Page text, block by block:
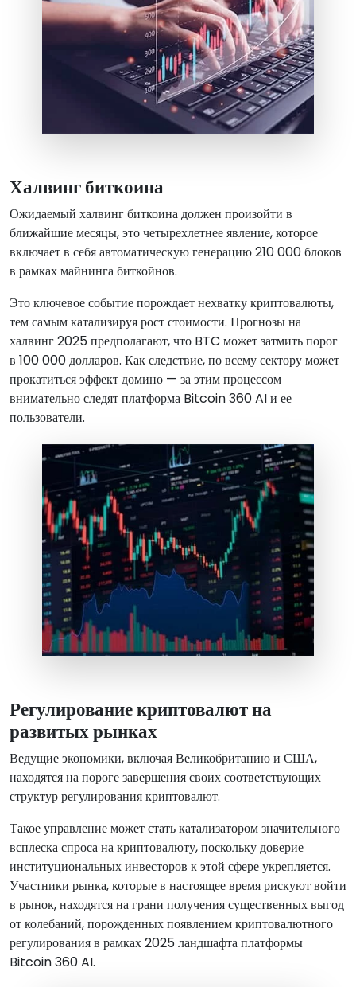
Халвинг биткоина
Ожидаемый халвинг биткоина должен произойти в
ближайшие месяцы, это четырехлетнее явление, которое
включает в себя автоматическую генерацию 210 000 блоков
в рамках майнинга биткойнов.
Это ключевое событие порождает нехватку криптовалюты,
тем самым катализируя рост стоимости. Прогнозы на
халвинг 2025 предполагают, что BTC может затмить порог
в 100 000 долларов. Как следствие, по всему сектору может
прокатиться эффект домино — за этим процессом
внимательно следят платформа Bitcoin 360 AI и ее
пользователи.
Регулирование криптовалют на
развитых рынках
Ведущие экономики, включая Великобританию и США,
находятся на пороге завершения своих соответствующих
структур регулирования криптовалют.
Такое управление может стать катализатором значительного
всплеска спроса на криптовалюту, поскольку доверие
институциональных инвесторов к этой сфере укрепляется.
Участники рынка, которые в настоящее время рискуют войти
в рынок, находятся на грани получения существенных выгод
от колебаний, порожденных появлением криптовалютного
регулирования в рамках 2025 ландшафта платформы
Bitcoin 360 AI.